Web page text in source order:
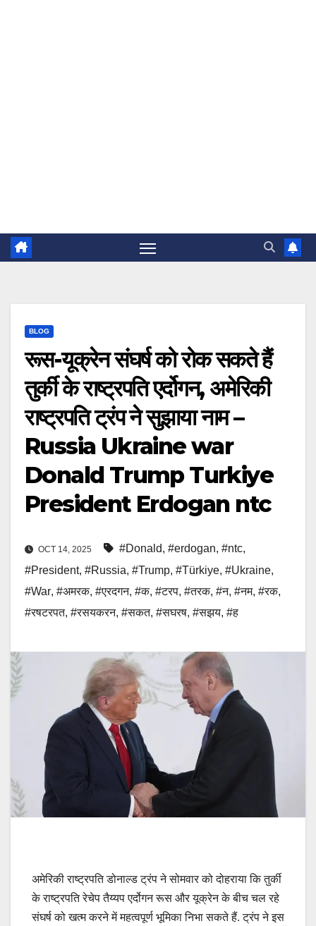
BLOG
रूस-यूक्रेन संघर्ष को रोक सकते हैं
तुर्की के राष्ट्रपति एर्दोगन, अमेरिकी
राष्ट्रपति ट्रंप ने सुझाया नाम –
Russia Ukraine war
Donald Trump Turkiye
President Erdogan ntc
OCT 14, 2025 #Donald, #erdogan, #ntc,
#President, #Russia, #Trump, #Türkiye, #Ukraine,
#War, #अमरक, #एरदगन, #क, #टरप, #तरक, #न, #नम, #रक,
#रषटरपत, #रसयकरन, #सकत, #सघरष, #सझय, #ह
अमेरिकी राष्ट्रपति डोनाल्ड ट्रंप ने सोमवार को दोहराया कि तुर्की
के राष्ट्रपति रेचेप तैय्यप एर्दोगन रूस और यूक्रेन के बीच चल रहे
संघर्ष को खत्म करने में महत्वपूर्ण भूमिका निभा सकते हैं. ट्रंप ने इस